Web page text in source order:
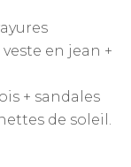
en jean +
+ sandales
de soleil.